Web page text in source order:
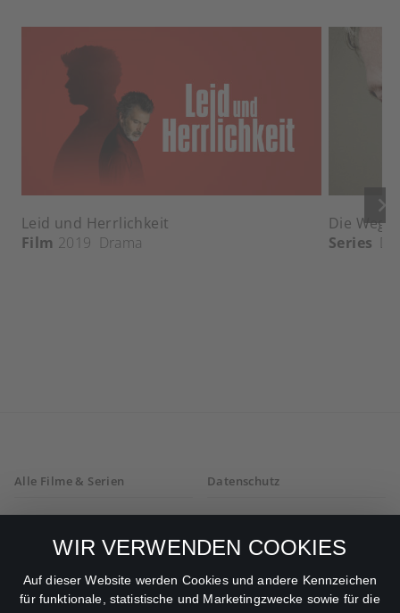
WIR VERWENDEN COOKIES
Auf dieser Website werden Cookies und andere Kennzeichen
für funktionale, statistische und Marketingzwecke sowie für die
keyboard_arrow_right
Leid und Herrlichkeit
Film 2019 Drama
Die
Series
Alle Filme & Serien
AGB
Datenschutz